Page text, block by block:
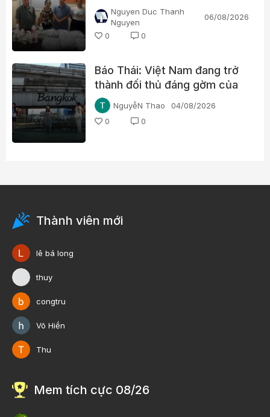
Paracetamol vào thuốc Đông
y, nổ chữa bách bệnh
Nguyen Duc Thanh
Nguyen
06/08/2026
0
0
Báo Thái: Việt Nam đang trở
thành đối thủ đáng gờm của
du lịch Thái Lan
NguyễN Thao
04/08/2026
0
0
Thành viên mới
lê bá long
thuy
congtru
Võ Hiền
Thu
Mem tích cực 08/26